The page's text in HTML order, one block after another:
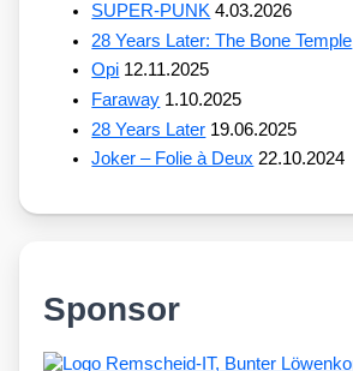
SUPER-PUNK 4.03.2026
28 Years Later: The Bone Temple
Opi 12.11.2025
Faraway 1.10.2025
28 Years Later 19.06.2025
Joker – Folie à Deux 22.10.2024
Sponsor